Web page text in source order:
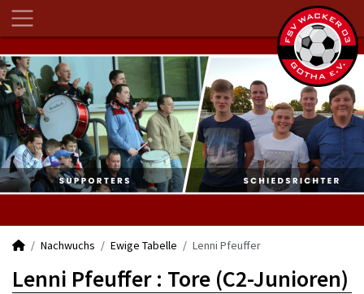
Nachwuchs Ewige Tabelle Lenni Pfeuffer
Lenni Pfeuffer : Tore (C2-Junioren)